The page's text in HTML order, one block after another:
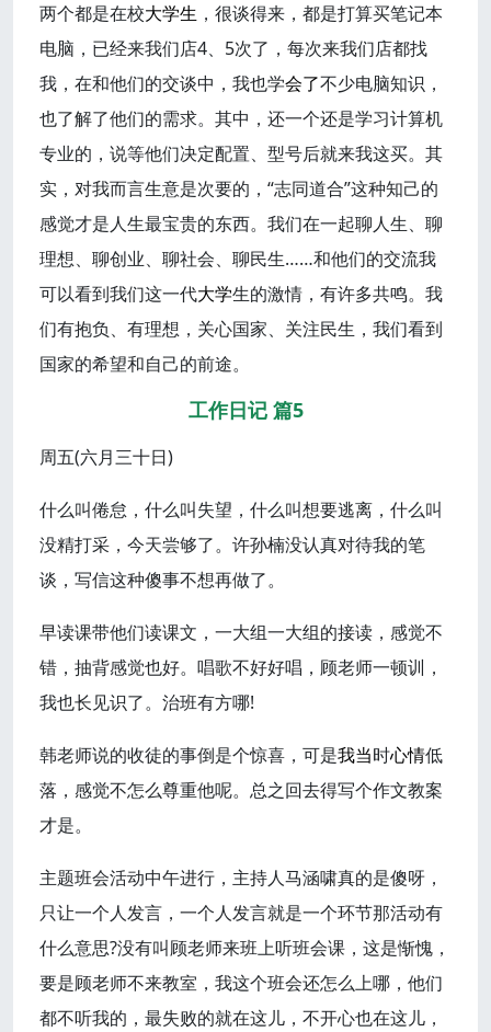
两个都是在校大学生 ，很谈得来，都是打算买笔记本
电脑，已经来我们店4、5次了，每次来我们店都找
我，在和他们的交谈中，我也学会了不少电脑知识，
也了解了他们的需求。其中，还一个还是学习计算机
专业的，说等他们决定配置、型号后就来我这买。其
实，对我而言生意是次要的，“志同道合”这种知己的
感觉才是人生最宝贵的东西。我们在一起聊人生、聊
理想、聊创业、聊社会、聊民生……和他们的交流我
可以看到我们这一代大学生的激情，有许多共鸣。我
们有抱负、有理想，关心国家、关注民生，我们看到
国家的希望和自己的前途。
工作日记 篇5
周五(六月三十日)
什么叫倦怠，什么叫失望，什么叫想要逃离，什么叫
没精打采，今天尝够了。许孙楠没认真对待我的笔
谈，写信这种傻事不想再做了。
早读课带他们读课文，一大组一大组的接读，感觉不
错，抽背感觉也好。唱歌不好好唱，顾老师一顿训，
我也长见识了。治班有方哪!
韩老师说的收徒的事倒是个惊喜，可是我当时心情低
落，感觉不怎么尊重他呢。总之回去得写个作文教案
才是。
主题班会活动中午进行，主持人马涵啸真的是傻呀，
只让一个人发言，一个人发言就是一个环节那活动有
什么意思?没有叫顾老师来班上听班会课，这是惭愧，
要是顾老师不来教室，我这个班会还怎么上哪，他们
都不听我的，最失败的就在这儿，不开心也在这儿，